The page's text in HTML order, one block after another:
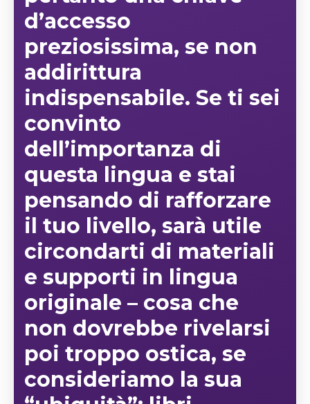
d’accesso
preziosissima, se non
addirittura
indispensabile. Se ti sei
convinto
dell’importanza di
questa lingua e stai
pensando di rafforzare
il tuo livello, sarà utile
circondarti di materiali
e supporti in lingua
originale – cosa che
non dovrebbe rivelarsi
poi troppo ostica, se
consideriamo la sua